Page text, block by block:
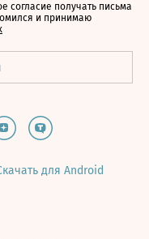
согласие получать письма
и принимаю
для Android